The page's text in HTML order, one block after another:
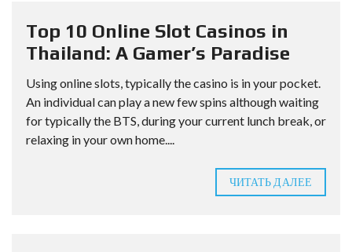
Top 10 Online Slot Casinos in
Thailand: A Gamer’s Paradise
Using online slots, typically the casino is in your pocket.
An individual can play a new few spins although waiting
for typically the BTS, during your current lunch break, or
relaxing in your own home....
ЧИТАТЬ ДАЛЕЕ